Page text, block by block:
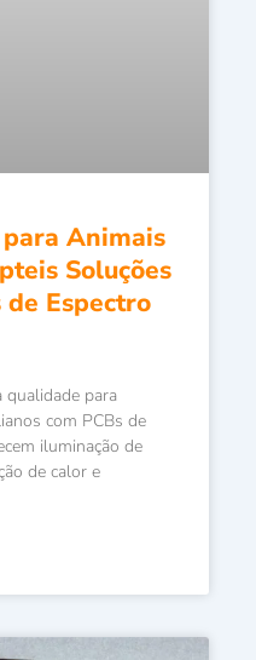
para Animais
Soluções
Espectro
qualidade para
com PCBs de
iluminação de
de calor e